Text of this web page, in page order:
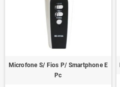
Microfone S/ Fios P/ Smartphone E
Pc